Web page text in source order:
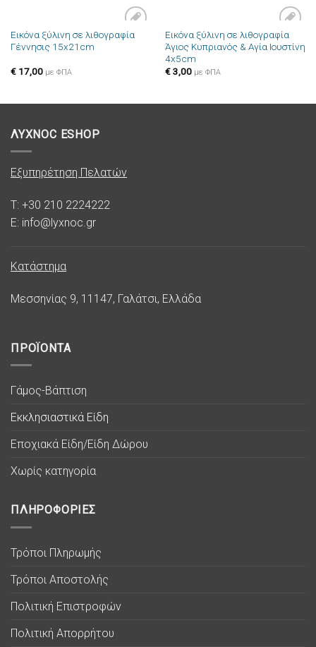
Πρόσθήκη
Εικόνα ξύλινη σε λιθογραφία
Γέννησις 15x21cm
€17,00 με ΦΠΑ
Πρόσθήκη
στην λίστα
Εικόνα ξύλινη σε λιθογραφία
Άγιος Κυπριανός & Αγία Ιουστίνη
4x5cm
€3,00 με ΦΠΑ
ΛΥΧΝΟC ESHOP
Εξυπηρέτηση Πελατών
T: +30 210 2224222
E: info@lyxnoc.gr
Κατάστημα
Μεσσηνίας 9, 11147, Γαλάτσι, Ελλάδα
ΠΡΟΪΟΝΤΑ
Γάμος-Βάπτιση
Εκκλησιαστικά Είδη
Εποχιακά Είδη/Είδη Δώρου
Χωρίς κατηγορία
ΠΛΗΡΟΦΟΡΙΕΣ
Τρόποι Πληρωμής
Τρόποι Αποστολής
Πολιτική Επιστροφών
Πολιτική Απορρήτου